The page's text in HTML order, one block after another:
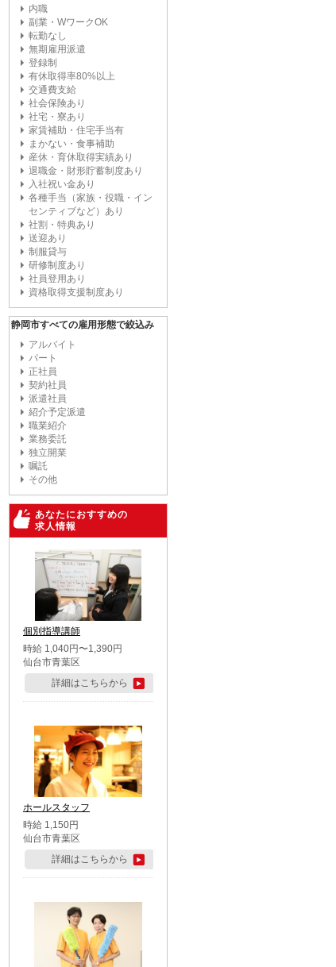
内職
副業・WワークOK
転勤なし
無期雇用派遣
登録制
有休取得率80%以上
交通費支給
社会保険あり
社宅・寮あり
家賃補助・住宅手当有
まかない・食事補助
産休・育休取得実績あり
退職金・財形貯蓄制度あり
入社祝い金あり
各種手当（家族・役職・イン
センティブなど）あり
社割・特典あり
送迎あり
制服貸与
研修制度あり
社員登用あり
資格取得支援制度あり
静岡市すべての雇用形態で絞込み
アルバイト
パート
正社員
契約社員
派遣社員
紹介予定派遣
職業紹介
業務委託
独立開業
嘱託
その他
あなたにおすすめの
求人情報
個別指導講師
時給 1,040円〜1,390円
仙台市青葉区
詳細はこちらから
ホールスタッフ
時給 1,150円
仙台市青葉区
詳細はこちらから